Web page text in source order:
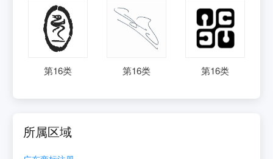
第16类 第16类 第16类
所属区域